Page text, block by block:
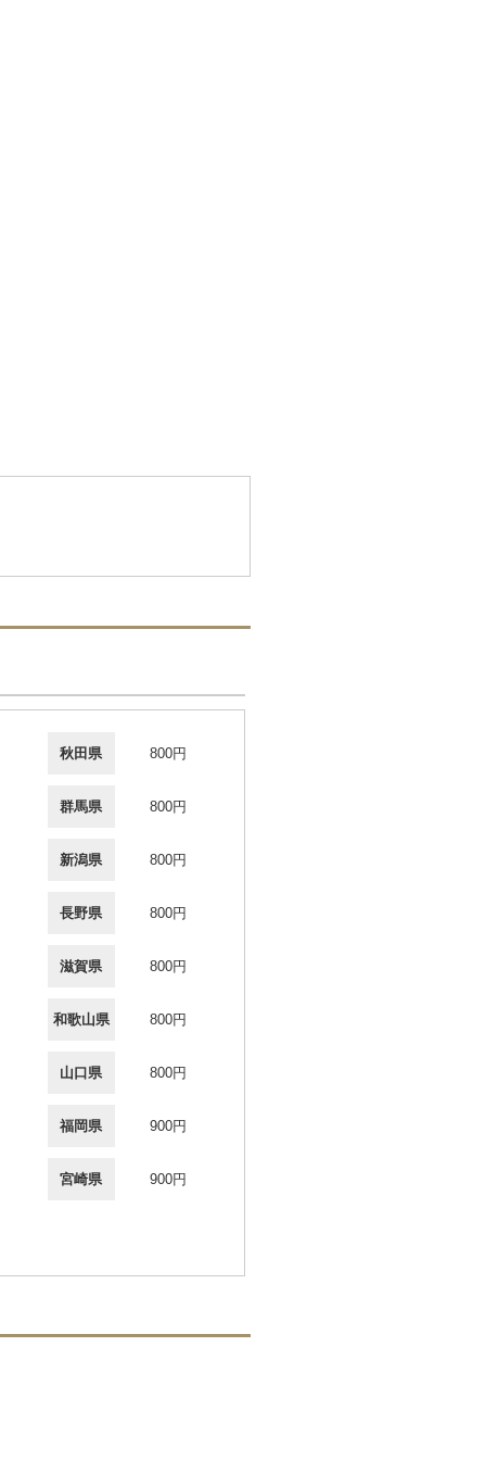
秋田県 800円
群馬県 800円
新潟県 800円
長野県 800円
滋賀県 800円
和歌山県 800円
山口県 800円
福岡県 900円
宮崎県 900円